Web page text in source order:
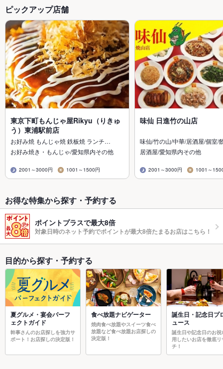
ピックアップ店舗
東京下町もんじゃ屋Rikyu（りきゅ
う）東浦駅前店
お好み焼 もんじゃ焼 鉄板焼 ランチ…
お好み焼き・もんじゃ/愛知県内その他
2001～3000円 1001～1500円
味仙 日進竹の山店
味仙/竹の山/中華/居酒屋/個室/
居酒屋/愛知県内その他
2001～3000円 1001～
お得な特集から探す・予約する
ポイントプラスで最大8倍
対象日時のネット予約でポイントが最大8倍たまるお店はこちら！
目的から探す・予約する
夏グルメ・宴会パーフ
ェクトガイド
幹事さんのお店探しを強力サ
ポート！お店探しの決定版！
食べ放題ナビゲーター
焼肉食べ放題やスイーツ食べ
放題など食べ放題お店探しの
決定版！
誕生日・記念日プ
ュース
誕生日や記念日のお祝
用したいお店を徹底リ
チ！